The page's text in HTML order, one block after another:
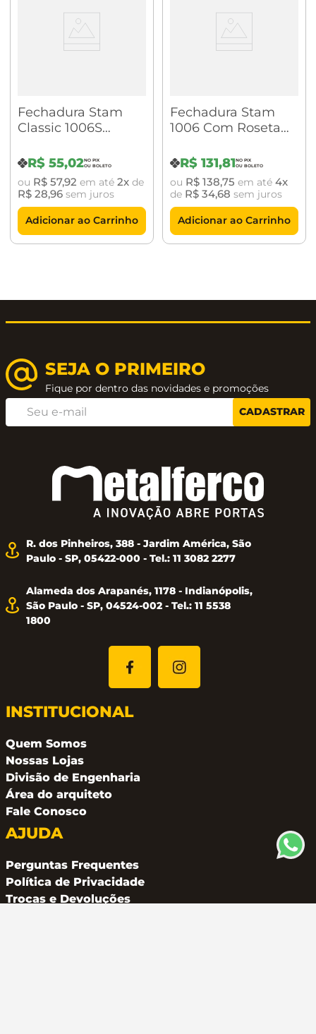
Indicação de uso: Portas pivotantes de madeira
Distância de broca: 45 mm
Resistência à corrosão: Grau 3
Acessórios: Chave, rosetas, contra testa
Roseta: Zamac 5
Testa: Aço ABNT 1010/1020
Contra Testa: Aço ABNT 1010/1020
Fechadura Stam
Classic 1006S
Roseta Redonda
Antique Brass
R$ 55,02
ou R$ 57,92 em até 2 de
R$ 28,96sem juros
Adicionar ao Carrinho
Fechadura Stam
1006 Com Roseta
Brilhante
R$ 131,81
ou R$ 138,75 em até 4
de R$ 34,68 sem juros
Adicionar ao Carrinho
SEJA O PRIMEIRO
Fique por dentro das novidades e promoções
CADASTRAR
R. dos Pinheiros, 388 - Jardim América, São
Paulo - SP, 05422-000 - Tel.: 11 3082 2277
Alameda dos Arapanés, 1178 - Indianópolis,
São Paulo - SP, 04524-002 - Tel.: 11 5538
1800
INSTITUCIONAL
Quem Somos
Nossas Lojas
Divisão de Engenharia
Área do arquiteto
Fale Conosco
AJUDA
Perguntas Frequentes
Política de Privacidade
Trocas e Devoluções